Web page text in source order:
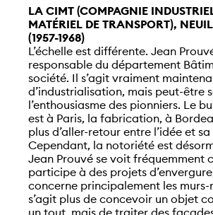
LA CIMT (COMPAGNIE
MATÉRIEL DE TRANSPORT),
(1957-1968)
L’échelle est différente. Jean
responsable du département
société. Il s’agit vraiment
d’industrialisation, mais peut-être
l’enthousiasme des pionniers. Le
est à Paris, la fabrication, à
plus d’aller-retour entre l’idée et
Cependant, la notoriété est
Jean Prouvé se voit fréquemment
participe à des projets
concerne principalement les murs-
s’agit plus de concevoir un objet
un tout, mais de traiter des